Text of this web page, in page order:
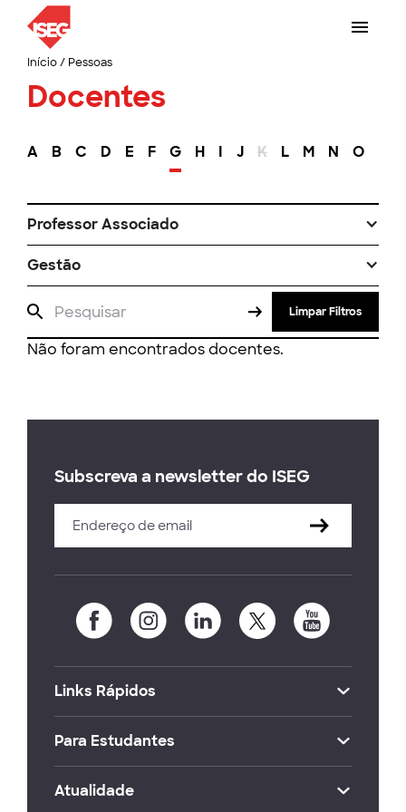
Início/ Pessoas
Docentes
A B C D E F G H I J K L M N O
Professor Associado
Gestão
Limpar Filtros
Não foram encontrados docentes.
Subscreva a newsletter do ISEG
Links Rápidos
Para Estudantes
Atualidade